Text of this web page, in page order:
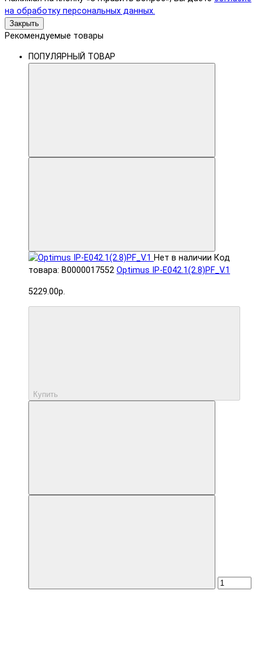
на обработку персональных данных.
Закрыть
Рекомендуемые товары
ПОПУЛЯРНЫЙ ТОВАР
Нет в наличии Код
товара: В0000017552 Optimus IP-E042.1(2.8)PF_V.1
5229.00р.
Купить